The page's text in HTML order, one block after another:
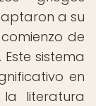
a su
de
sistema
en
literatura